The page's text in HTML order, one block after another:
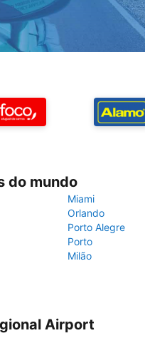
do mundo
Miami
Orlando
Porto Alegre
Porto
Milão
Airport